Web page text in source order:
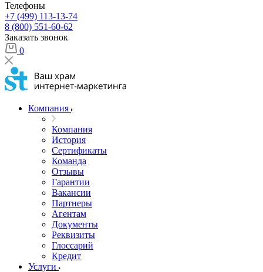
Телефоны
+7 (499) 113-13-74
8 (800) 551-60-62
Заказать звонок
0
Компания
Компания
История
Сертификаты
Команда
Отзывы
Гарантии
Вакансии
Партнеры
Агентам
Документы
Реквизиты
Глоссарий
Кредит
Услуги